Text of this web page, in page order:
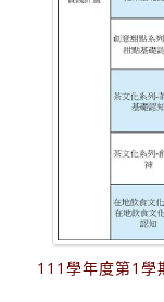
111學年度第1學